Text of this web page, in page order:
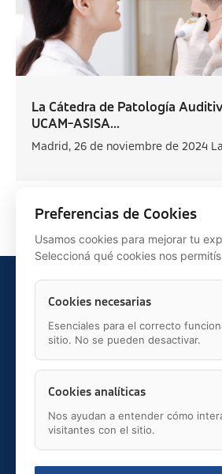
La Cátedra de Patología
UCAM-ASISA...
Madrid, 26 de noviembre de 2024
Teléfono: 91 595 75 00
c/ Juan Ignacio Luca de Tena,
Mail: fundacion.asisa@asisa.es
Preferencias de Cookies
Usamos cookies para mejorar tu
Seleccioná qué cookies nos
Cookies necesarias
Esenciales para el correcto
sitio. No se pueden desactivar.
Cookies analíticas
Nos ayudan a entender cómo
visitantes con el sitio.